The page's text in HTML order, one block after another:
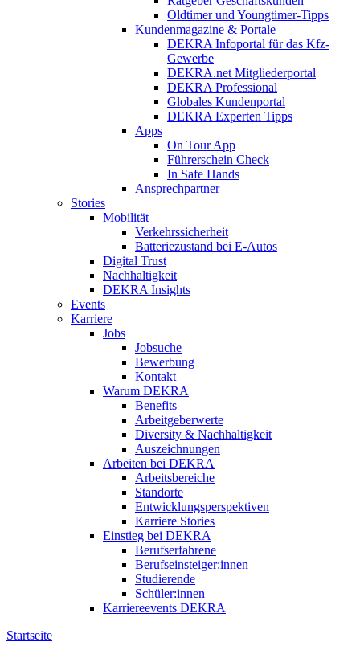
Oldtimer und Youngtimer-Tipps
Kundenmagazine & Portale
DEKRA Infoportal für das Kfz-
Gewerbe
DEKRA.net Mitgliederportal
DEKRA Professional
Globales Kundenportal
DEKRA Experten Tipps
Apps
On Tour App
Führerschein Check
In Safe Hands
Ansprechpartner
Stories
Mobilität
Verkehrssicherheit
Batteriezustand bei E-Autos
Digital Trust
Nachhaltigkeit
DEKRA Insights
Events
Karriere
Jobs
Jobsuche
Bewerbung
Kontakt
Warum DEKRA
Benefits
Arbeitgeberwerte
Diversity & Nachhaltigkeit
Auszeichnungen
Arbeiten bei DEKRA
Arbeitsbereiche
Standorte
Entwicklungsperspektiven
Karriere Stories
Einstieg bei DEKRA
Berufserfahrene
Berufseinsteiger:innen
Studierende
Schüler:innen
Karriereevents DEKRA
Startseite